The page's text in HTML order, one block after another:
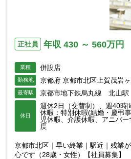
正社員 年収 430 ～ 560万円
業種 併設店
勤務地 京都府 京都市北区上賀茂岩
最寄駅 京都市地下鉄烏丸線 北山駅
休日
週休2日（交替制）、週40時
休暇：特別休暇(結婚・慶弔
児休暇、介護休暇、アニバ
度
京都市北区｜早い終業｜駅近｜残業
心です（28歳・女性）【社員募集】